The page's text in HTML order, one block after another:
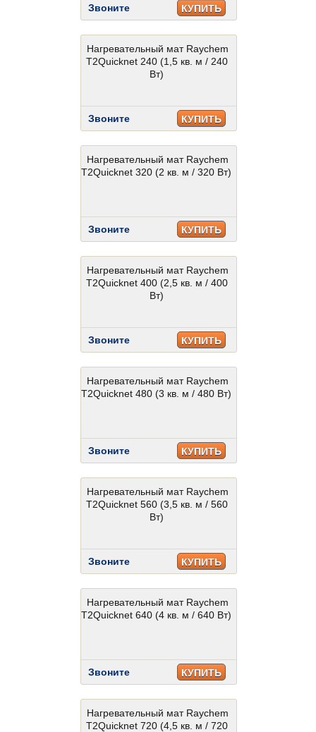
Звоните КУПИТЬ
Нагревательный мат Raychem
T2Quicknet 240 (1,5 кв. м / 240
Вт)
Звоните КУПИТЬ
Нагревательный мат Raychem
T2Quicknet 320 (2 кв. м / 320 Вт)
Звоните КУПИТЬ
Нагревательный мат Raychem
T2Quicknet 400 (2,5 кв. м / 400
Вт)
Звоните КУПИТЬ
Нагревательный мат Raychem
T2Quicknet 480 (3 кв. м / 480 Вт)
Звоните КУПИТЬ
Нагревательный мат Raychem
T2Quicknet 560 (3,5 кв. м / 560
Вт)
Звоните КУПИТЬ
Нагревательный мат Raychem
T2Quicknet 640 (4 кв. м / 640 Вт)
Звоните КУПИТЬ
Нагревательный мат Raychem
T2Quicknet 720 (4,5 кв. м / 720